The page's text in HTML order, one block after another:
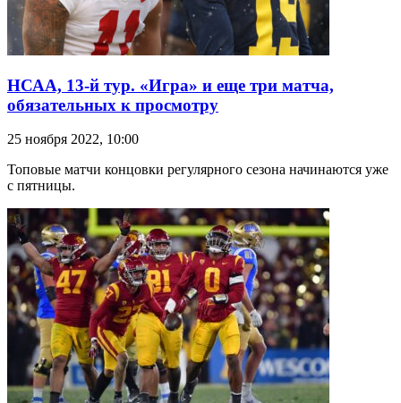
НСАА, 13-й тур. «Игра» и еще три матча,
обязательных к просмотру
25 ноября 2022, 10:00
Топовые матчи концовки регулярного сезона начинаются уже
с пятницы.